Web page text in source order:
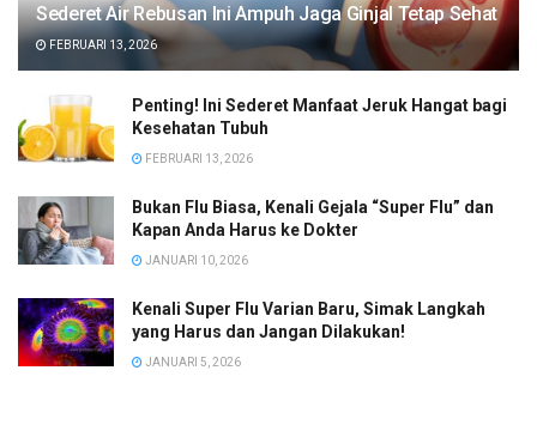
Sederet Air Rebusan Ini Ampuh Jaga Ginjal Tetap Sehat
FEBRUARI 13, 2026
Penting! Ini Sederet Manfaat Jeruk Hangat bagi
Kesehatan Tubuh
FEBRUARI 13, 2026
Bukan Flu Biasa, Kenali Gejala “Super Flu” dan
Kapan Anda Harus ke Dokter
JANUARI 10, 2026
Kenali Super Flu Varian Baru, Simak Langkah
yang Harus dan Jangan Dilakukan!
JANUARI 5, 2026